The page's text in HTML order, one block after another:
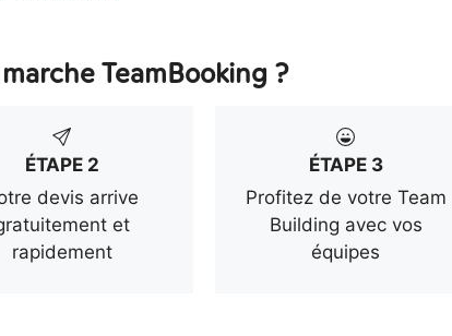
TeamBooking ?
ÉTAPE 2
devis arrive
et
rapidement
ÉTAPE 3
Profitez de votre Team
Building avec vos
équipes